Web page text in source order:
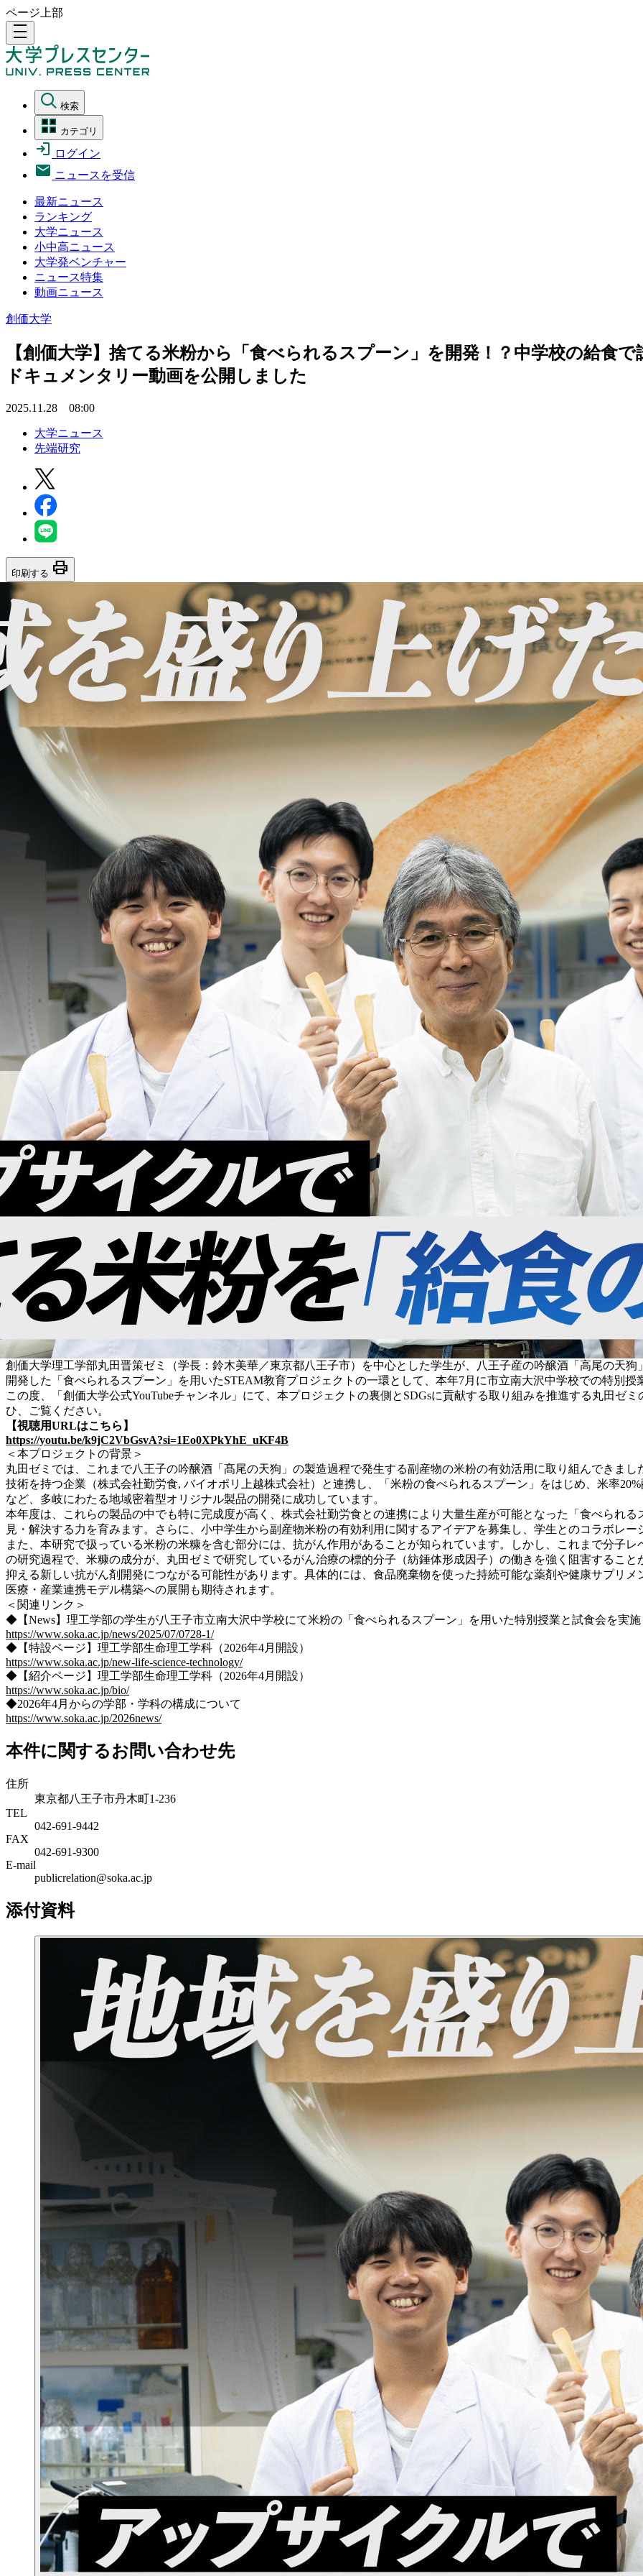
ページ上部
density_medium
検索
カテゴリ
ログイン
ニュースを受信
最新ニュース
ランキング
大学ニュース
小中高ニュース
大学発ベンチャー
ニュース特集
動画ニュース
創価大学
【創価大学】捨てる米粉から「食べられるスプーン」を開発！？中学校の給食
ドキュメンタリー動画を公開しました
2025.11.28 08:00
大学ニュース
先端研究
印刷する print
創価大学理工学部丸田晋策ゼミ（学長：鈴木美華／東京都八王子市）を中心とした学生が、八王子産の吟醸酒「高尾の天
開発した「食べられるスプーン」を用いたSTEAM教育プロジェクトの一環として、本年7月に市立南大沢中学校での特別授
この度、「創価大学公式YouTubeチャンネル」にて、本プロジェクトの裏側とSDGsに貢献する取り組みを推進する丸田ゼ
ひ、ご覧ください。
【視聴用URLはこちら】
https://youtu.be/k9jC2VbGsvA?si=1Eo0XPkYhE_uKF4B
＜本プロジェクトの背景＞
丸田ゼミでは、これまで八王子の吟醸酒「髙尾の天狗」の製造過程で発生する副産物の米粉の有効活用に取り組んできま
技術を持つ企業（株式会社勤労食, バイオポリ上越株式会社）と連携し、「米粉の食べられるスプーン」をはじめ、米率
など、多岐にわたる地域密着型オリジナル製品の開発に成功しています。
本年度は、これらの製品の中でも特に完成度が高く、株式会社勤労食との連携により大量生産が可能となった「食べられ
見・解決する力を育みます。さらに、小中学生から副産物米粉の有効利用に関するアイデアを募集し、学生とのコラボレ
また、本研究で扱っている米粉の米糠を含む部分には、抗がん作用があることが知られています。しかし、これまで分子
の研究過程で、米糠の成分が、丸田ゼミで研究しているがん治療の標的分子（紡錘体形成因子）の働きを強く阻害するこ
抑える新しい抗がん剤開発につながる可能性があります。具体的には、食品廃棄物を使った持続可能な薬剤や健康サプリ
医療・産業連携モデル構築への展開も期待されます。
＜関連リンク＞
◆【News】 理工学部の学生が八王子市立南大沢中学校にて米粉の「食べられるスプーン」を用いた特別授業と試食会を実
https://www.soka.ac.jp/news/2025/07/0728-1/
◆【特設ページ】理工学部生命理工学科（2026年4月開設）
https://www.soka.ac.jp/new-life-science-technology/
◆【紹介ページ】 理工学部生命理工学科（2026年4月開設）
https://www.soka.ac.jp/bio/
◆2026年4月からの学部・学科の構成について
https://www.soka.ac.jp/2026news/
本件に関するお問い合わせ先
住所
東京都八王子市丹木町1-236
TEL
042-691-9442
FAX
042-691-9300
E-mail
publicrelation@soka.ac.jp
添付資料